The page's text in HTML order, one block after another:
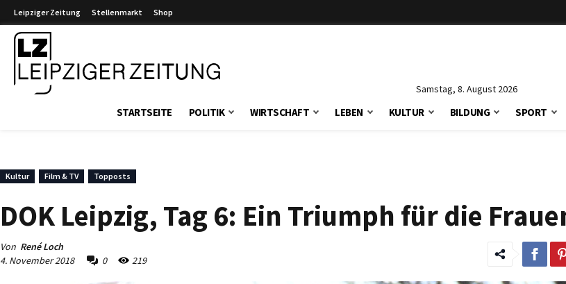
Leipziger Zeitung Stellenmarkt Shop
Samstag, 8. August 2026
STARTSEITE POLITIK WIRTSCHAFT LEBEN KULTUR BILDUNG SPORT
Kultur Film & TV Topposts
DOK Leipzig, Tag 6: Ein Triumph für die
Von René Loch
4. November 2018
0 219